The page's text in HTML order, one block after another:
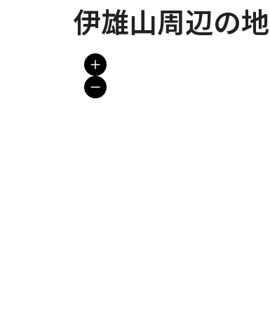
伊雄山周辺の